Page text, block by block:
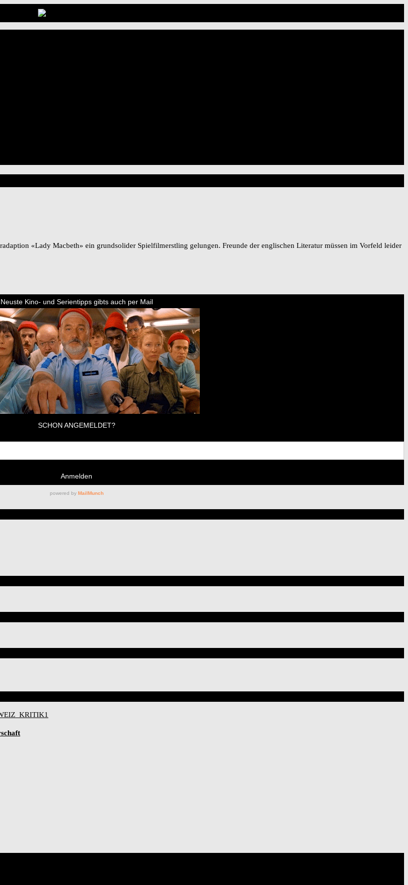
«Lady Macbeth» ein grundsolider Spielfilmerstling gelungen. Freunde der englischen Literatur müssen im Vorfeld leider